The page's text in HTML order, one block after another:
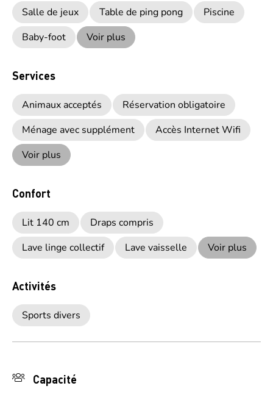
Salle de jeux Table de ping pong
Piscine
Baby-foot
Voir plus
Services
Animaux acceptés
Réservation obligatoire
Ménage avec supplément
Accès Internet Wifi
Voir plus
Confort
Lit 140 cm
Draps compris
Lave linge collectif
Lave vaisselle Voir plus
Activités
Sports divers
Capacité